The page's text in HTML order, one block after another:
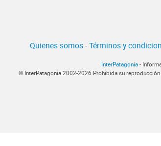
Quienes somos-Términos y
InterPatagonia -
© InterPatagonia 2002-2026 Prohibida su